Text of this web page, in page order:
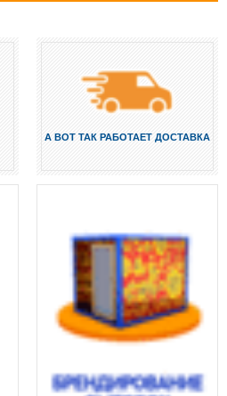
А ВОТ ТАК РАБОТАЕТ ДОСТАВКА